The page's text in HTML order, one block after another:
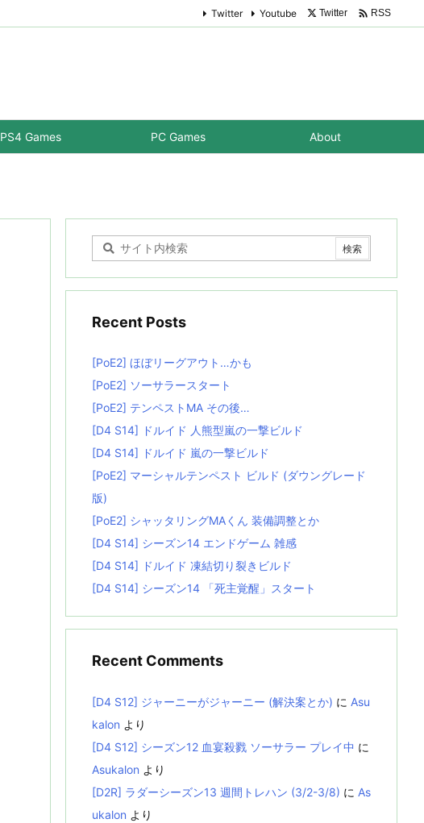
PS4 Games PC Games About
Twitter Youtube Twitter  RSS
Recent Posts
[PoE2] ほぼリーグアウト…かも
[PoE2] ソーサラースタート
[PoE2] テンペストMA その後…
[D4 S14] ドルイド 人熊型嵐の一撃ビルド
[D4 S14] ドルイド 嵐の一撃ビルド
[PoE2] マーシャルテンペスト ビルド (ダウングレード
版)
[PoE2] シャッタリングMAくん 装備調整とか
[D4 S14] シーズン14 エンドゲーム 雑感
[D4 S14] ドルイド 凍結切り裂きビルド
[D4 S14] シーズン14 「死主覚醒」スタート
Recent Comments
[D4 S12] ジャーニーがジャーニー (解決案とか) に Asu
kalon より
[D4 S12] シーズン12 血宴殺戮 ソーサラー プレイ中 に
Asukalon より
[D2R] ラダーシーズン13 週間トレハン (3/2-3/8) に As
ukalon より